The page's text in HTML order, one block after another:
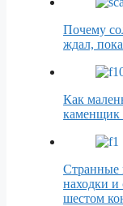
Почему
ждал,
Как
каменщик
Странные
находки и
шестом